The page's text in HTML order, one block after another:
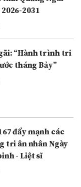
2031
“Hành trình tri
tháng Bảy”
đẩy mạnh các
tri ân nhân Ngày
- Liệt sĩ